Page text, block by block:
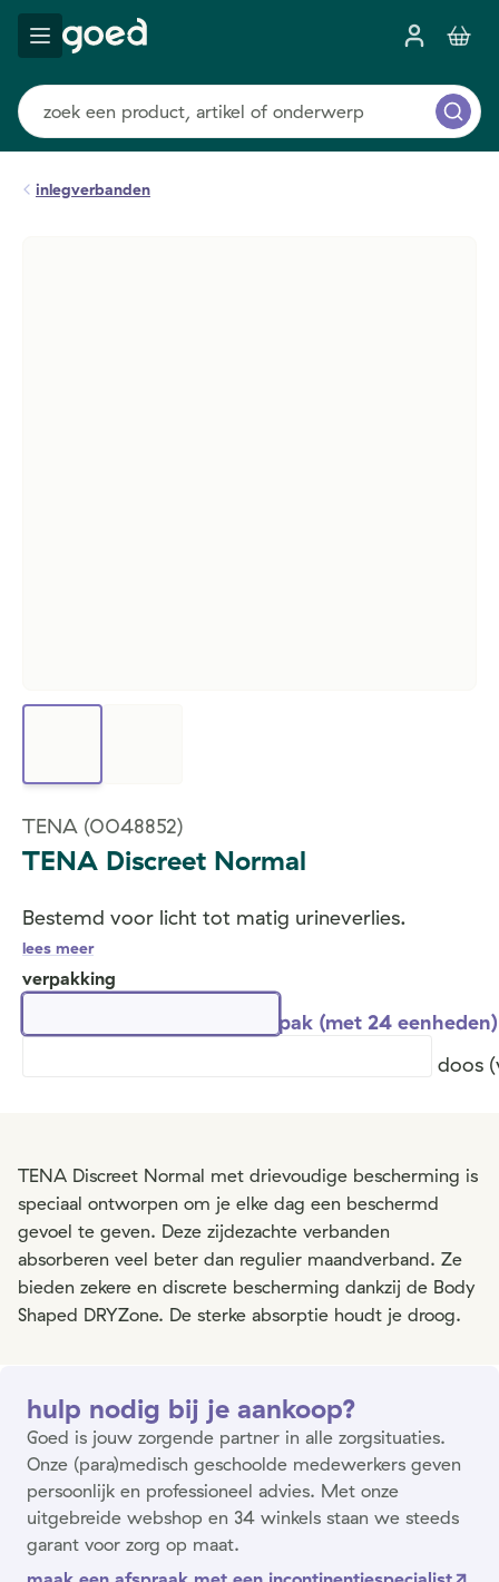
inlegverbanden
TENA (0048852)
TENA Discreet Normal
Bestemd voor licht tot matig urineverlies.
lees meer
verpakking
pak (met 24 eenheden)
doos
TENA Discreet Normal met drievoudige bescherming is
speciaal ontworpen om je elke dag een beschermd
gevoel te geven. Deze zijdezachte verbanden
absorberen veel beter dan regulier maandverband. Ze
bieden zekere en discrete bescherming dankzij de Body
Shaped DRYZone. De sterke absorptie houdt je droog.
hulp nodig bij je aankoop?
Goed is jouw zorgende partner in alle zorgsituaties.
Onze (para)medisch geschoolde medewerkers geven
persoonlijk en professioneel advies. Met onze
uitgebreide webshop en 34 winkels staan we steeds
garant voor zorg op maat.